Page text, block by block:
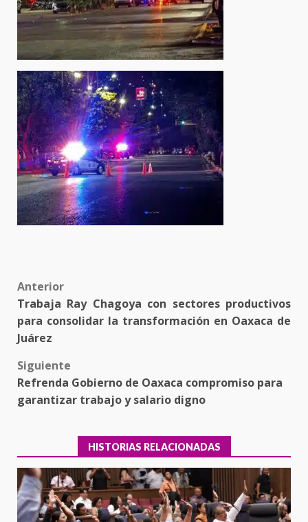
Post
navigation
Anterior
Trabaja Ray Chagoya con sectores productivos
para consolidar la transformación en Oaxaca de
Juárez
Siguiente
Refrenda Gobierno de Oaxaca compromiso para
garantizar trabajo y salario digno
HISTORIAS RELACIONADAS